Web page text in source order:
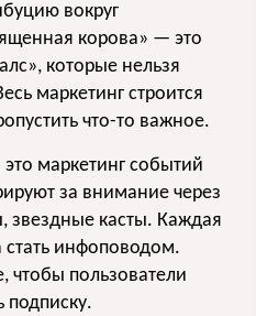
вокруг
корова» — это
которые нельзя
маркетинг строится
что-то важное.
маркетинг событий
за внимание через
звездные касты. Каждая
инфоповодом.
чтобы пользователи
подписку.